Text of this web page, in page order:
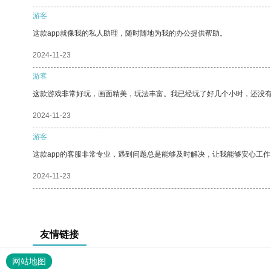
游客
这款app就像我的私人助理，随时随地为我的办公提供帮助。
2024-11-23
游客
这款游戏非常好玩，画面精美，玩法丰富。我已经玩了好几个小时，还没有
2024-11-23
游客
这款app的客服非常专业，遇到问题总是能够及时解决，让我能够安心工作
2024-11-23
友情链接
网站地图